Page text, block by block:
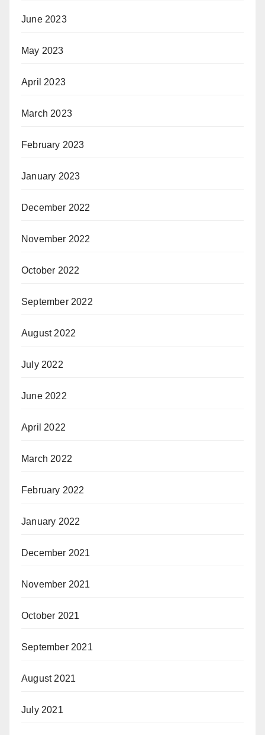
June 2023
May 2023
April 2023
March 2023
February 2023
January 2023
December 2022
November 2022
October 2022
September 2022
August 2022
July 2022
June 2022
April 2022
March 2022
February 2022
January 2022
December 2021
November 2021
October 2021
September 2021
August 2021
July 2021